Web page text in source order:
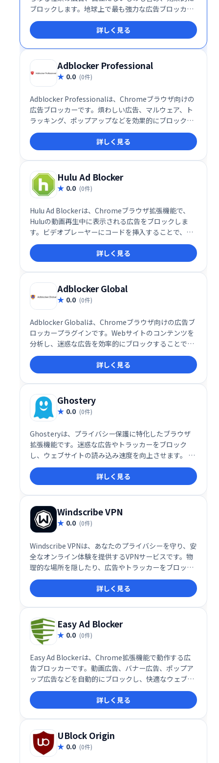
ブロックします。地球上で最も強力な広告ブロッカー
として、快適なインターネット体験を提供します。
詳しく見る
Adblocker Professional
0.0 (0件)
Adblocker Professionalは、Chromeブラウザ向けの
広告ブロッカーです。煩わしい広告、マルウェア、ト
ラッキング、ポップアップなどを効果的にブロック
し、快適なWeb閲覧を実現します。YouTubeや
Facebookなどのサイトの邪魔な広告も非表示にで
き、集中力を妨げることなく情報収集に専念できま
す。メニューから簡単にオンオフを切り替えられるの
で、必要に応じて機能を調整可能です。
詳しく見る
Hulu Ad Blocker
0.0 (0件)
Hulu Ad Blockerは、Chromeブラウザ拡張機能で、
Huluの動画再生中に表示される広告をブロックしま
す。ビデオプレーヤーにコードを挿入することで、検
知されずに広告を非表示にするため、快適な視聴体験
を提供します。
詳しく見る
Adblocker Global
0.0 (0件)
Adblocker Globalは、Chromeブラウザ向けの広告ブ
ロッカープラグインです。Webサイトのコンテンツを
分析し、迷惑な広告を効率的にブロックすることで、
快適なWeb閲覧を実現します。不要な広告を簡単に非
表示にでき、ストレスのないインターネット体験を提
供します。 シンプルで効果的な設計で、集中力を妨げ
る広告をシャットアウト。快適なオンライン環境を手
に入れましょう。
詳しく見る
Ghostery
0.0 (0件)
Ghosteryは、プライバシー保護に特化したブラウザ
拡張機能です。迷惑な広告やトラッカーをブロック
し、ウェブサイトの読み込み速度を向上させます。 個
人データ収集を制御できるだけでなく、シンプルで分
かりやすいダッシュボードで、Webサイトのトラッキ
ング状況を把握できます。快適で安全なインターネッ
ト体験を実現します。
詳しく見る
Windscribe VPN
0.0 (0件)
Windscribe VPNは、あなたのプライバシーを守り、安
全なオンライン体験を提供するVPNサービスです。物
理的な場所を隠したり、広告やトラッカーをブロック
したりすることで、オンラインでの追跡を防ぎます。
IPアドレスをマスクし、Webサイトへの安全なアクセ
スを保証します。安心してインターネットをご利用く
ださい。
詳しく見る
Easy Ad Blocker
0.0 (0件)
Easy Ad Blockerは、Chrome拡張機能で動作する広
告ブロッカーです。動画広告、バナー広告、ポップア
ップ広告などを自動的にブロックし、快適なウェブ閲
覧を実現します。帯域幅の節約にも繋がり、高速なイ
ンターネット接続を維持できます。煩わしい広告に悩
まされることなく、スムーズなネットサーフィンをお
楽しみください。
詳しく見る
UBlock Origin
0.0 (0件)